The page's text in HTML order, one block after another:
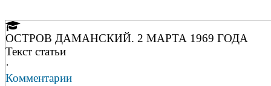
ОСТРОВ ДАМАНСКИЙ. 2 МАРТА 1969 ГОДА
Текст статьи
·
Комментарии